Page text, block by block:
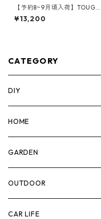
【予約8~9月頃入荷】TOUGHB
UILT（タフビルト）STACK TE
CH(スタックテック) ドーリー
¥13,200
CATEGORY
DIY
マーカー
計測機器
腰袋・ツールホルスター
工具箱
HOME
5ガロンバケツ
キッチン
日用品
GARDEN
剪定ばさみ
ガーデンツール
OUTDOOR
スツール
CAR LIFE